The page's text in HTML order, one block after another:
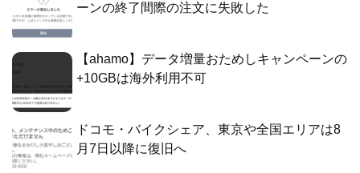
ーンの終了間際の注文に失敗した
【ahamo】データ増量おためしキャンペーンの
+10GBは海外利用不可
ドコモ・バイクシェア、東京や全国エリアは8
月7日以降に復旧へ